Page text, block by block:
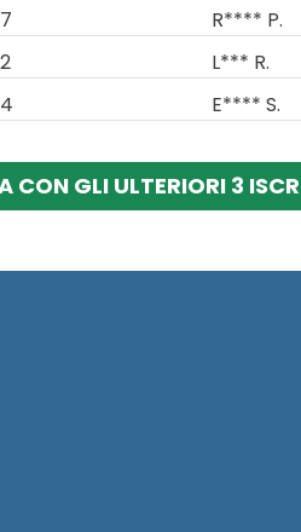
7 R**** P.
2 L*** R.
4 E**** S.
CON GLI ULTERIORI 3